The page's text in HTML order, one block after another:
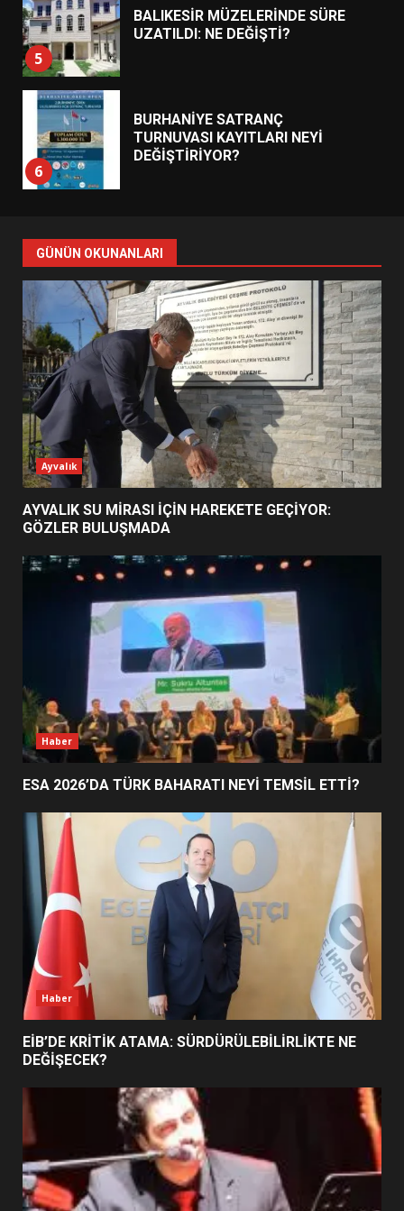
5
BALIKESİR MÜZELERİNDE SÜRE
UZATILDI: NE DEĞİŞTİ?
6
BURHANİYE SATRANÇ
TURNUVASI KAYITLARI NEYİ
DEĞİŞTİRİYOR?
7
YENİ YÖNETİM NASIL
ŞEKİLLENDİ?
1
AYVALIK SU MİRASI İÇİN
HAREKETE GEÇİYOR: GÖZLER
BULUŞMADA
2
ESA 2026’DA TÜRK BAHARATI
NEYİ TEMSİL ETTİ?
EİB’DE KRİTİK ATAMA:
SÜRDÜRÜLEBİLİRLİKTE NE
DEĞİŞECEK?
4
EDREMİT’İN GURURU TÜRKİYE
FİNALİNDE NE BAŞARDI?
5
UZATILDI: NE DEĞİŞTİ?
6
BURHANİYE SATRANÇ
TURNUVASI KAYITLARI NEYİ
DEĞİŞTİRİYOR?
BURHANİYE BELEDİYESPOR’DA
YENİ YÖNETİM NASIL
GÜNÜN OKUNANLARI
Ayvalık
AYVALIK SU MİRASI İÇİN HAREKETE GEÇİYOR:
GÖZLER BULUŞMADA
Haber
ESA 2026’DA TÜRK BAHARATI NEYİ TEMSİL ETTİ?
Haber
EİB’DE KRİTİK ATAMA: SÜRDÜRÜLEBİLİRLİKTE NE
DEĞİŞECEK?